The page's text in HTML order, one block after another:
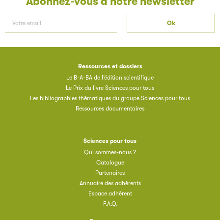
Ressources et dossiers
Le B-A-BA de l’édition scientifique
Le Prix du livre Sciences pour tous
Les bibliographies thématiques du groupe Sciences pour tous
Ressources documentaires
Sciences pour tous
Qui sommes-nous ?
Catalogue
Partenaires
Annuaire des adhérents
Espace adhérent
F.A.Q.
Les petits champions de la lecture
Le jeu de lecture à voix haute gratuit et ouvert à tous les
enfants de CM1 et de CM2.